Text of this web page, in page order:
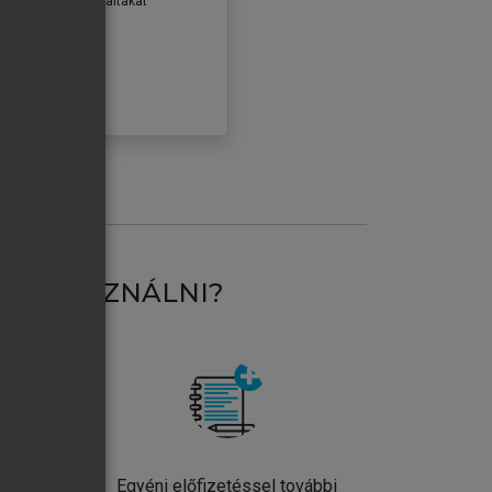
HASZNÁLNI?
Egyéni előfizetéssel további